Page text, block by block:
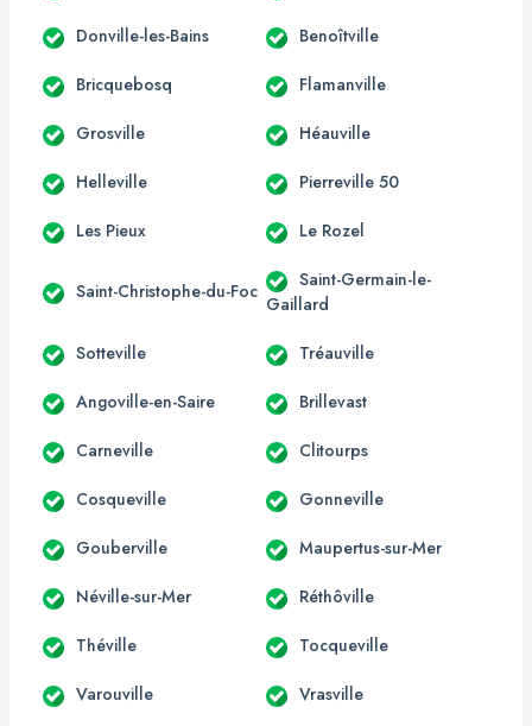
Donville-les-Bains Benoîtville
Bricquebosq Flamanville
Grosville Héauville
Helleville Pierreville 50
Les Pieux Le Rozel
Saint-Christophe-du-Foc
Saint-Germain-le-
Gaillard
Sotteville Tréauville
Angoville-en-Saire Brillevast
Carneville Clitourps
Cosqueville Gonneville
Gouberville Maupertus-sur-Mer
Néville-sur-Mer Réthôville
Théville Tocqueville
Varouville Vrasville